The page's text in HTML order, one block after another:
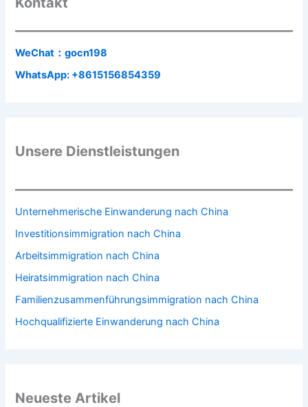
WeChat：gocn198
WhatsApp: +8615156854359
Unsere Dienstleistungen
Unternehmerische Einwanderung nach China
Investitionsimmigration nach China
Arbeitsimmigration nach China
Heiratsimmigration nach China
Familienzusammenführungsimmigration nach China
Hochqualifizierte Einwanderung nach China
Neueste Artikel